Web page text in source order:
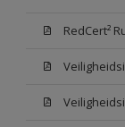
RedCert²